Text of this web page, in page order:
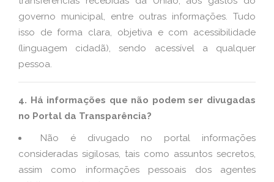
governo municipal, entre outras informações. Tudo
isso de forma clara, objetiva e com acessibilidade
(linguagem cidadã), sendo acessível a qualquer
pessoa.
4. Há informações que não podem ser divugadas
no Portal da Transparência?
Não é divugado no portal informações
consideradas sigilosas, tais como assuntos secretos,
assim como informações pessoais dos agentes